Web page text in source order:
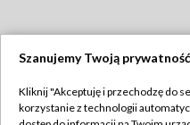
Szanujemy Twoją prywatność
Kliknij "Akceptuję i przechodzę do
korzystanie z technologii